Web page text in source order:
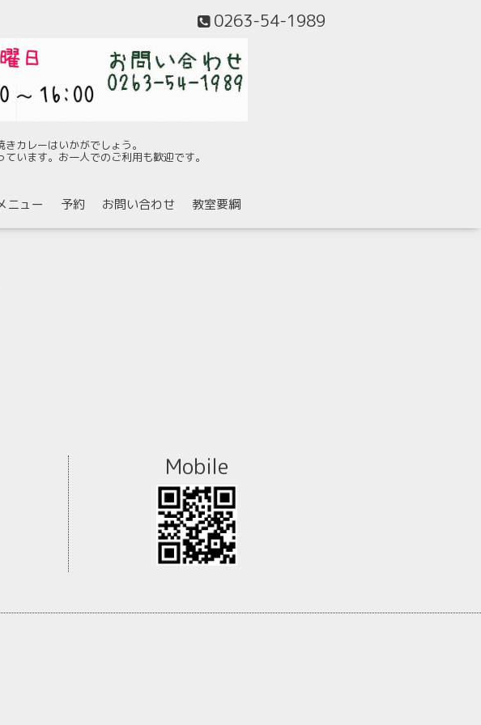
0263-54-1989
カレーはいかがでしょう。
います。お一人でのご利用も歓迎です。
ニュー 予約 お問い合わせ 教室要綱
Mobile